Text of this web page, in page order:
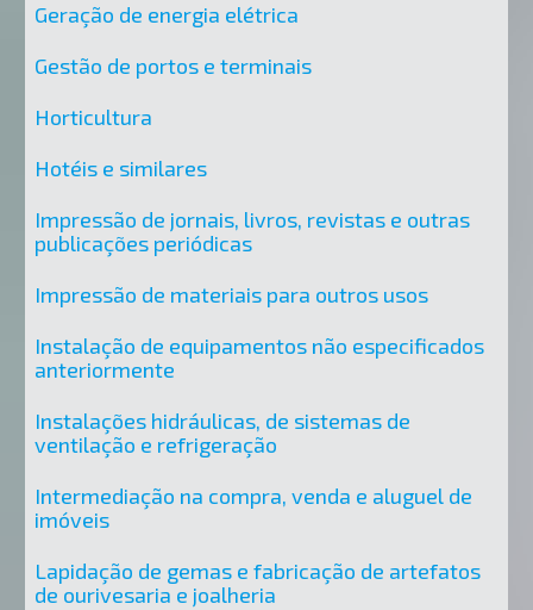
Geração de energia elétrica
Gestão de portos e terminais
Horticultura
Hotéis e similares
Impressão de jornais, livros, revistas e outras
publicações periódicas
Impressão de materiais para outros usos
Instalação de equipamentos não especificados
anteriormente
Instalações hidráulicas, de sistemas de
ventilação e refrigeração
Intermediação na compra, venda e aluguel de
imóveis
Lapidação de gemas e fabricação de artefatos
de ourivesaria e joalheria